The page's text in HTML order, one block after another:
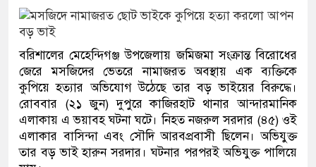
বরিশালের মেহেন্দিগঞ্জ উপজেলায় জমিজমা সংক্রান্ত বিরোধের
জেরে মসজিদের ভেতরে নামাজরত অবস্থায় এক ব্যক্তিকে
কুপিয়ে হত্যার অভিযোগ উঠেছে তার বড় ভাইয়ের বিরুদ্ধে।
রোববার (২১ জুন) দুপুরে কাজিরহাট থানার আন্দারমানিক
এলাকায় এ ভয়াবহ ঘটনা ঘটে। নিহত নজরুল সরদার (৪৫) ওই
এলাকার বাসিন্দা এবং সৌদি আরবপ্রবাসী ছিলেন। অভিযুক্ত
তার বড় ভাই হারুন সরদার। ঘটনার পরপরই অভিযুক্ত পালিয়ে